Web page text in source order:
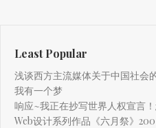
Least Popular
浅谈西方主流媒体关于中国社会
我有一个梦
响应~我正在抄写世界人权宣言！
Web设计系列作品《六月祭》